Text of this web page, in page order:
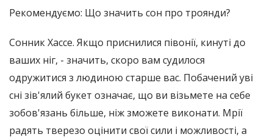
Рекомендуємо: Що значить сон про троянди?
Сонник Хассе. Якщо приснилися півонії, кинуті до
ваших ніг, - значить, скоро вам судилося
одружитися з людиною старше вас. Побачений уві
сні зів'ялий букет означає, що ви візьмете на себе
зобов'язань більше, ніж зможете виконати. Мрії
радять тверезо оцінити свої сили і можливості, а